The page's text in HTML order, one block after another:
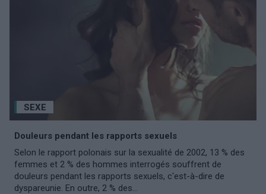
SEXE
Douleurs pendant les rapports sexuels
Selon le rapport polonais sur la sexualité de 2002, 13 % des
femmes et 2 % des hommes interrogés souffrent de
douleurs pendant les rapports sexuels, c'est-à-dire de
dyspareunie. En outre, 2 % des...